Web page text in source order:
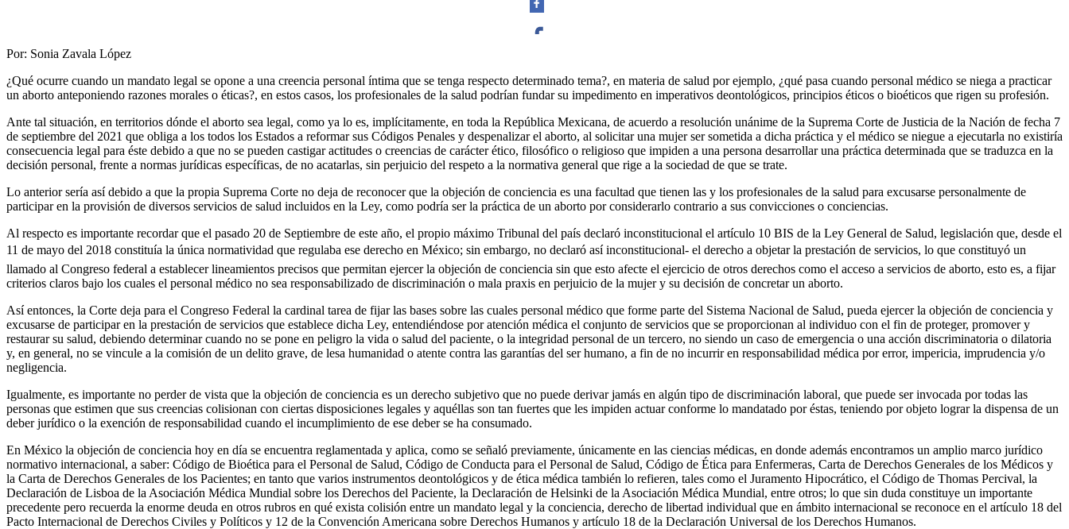
Twitter
Whatsapp
Por: Sonia Zavala López
¿Qué ocurre cuando un mandato legal se opone a una creencia personal íntima que se tenga respecto determinado tema?, en materia de salud por ejemplo, ¿qué pasa cuando personal médico se niega a practicar
un aborto anteponiendo razones morales o éticas?, en estos casos, los profesionales de la salud podrían fundar su impedimento en imperativos deontológicos, principios éticos o bioéticos que rigen su profesión.
Ante tal situación, en territorios dónde el aborto sea legal, como ya lo es, implícitamente, en toda la República Mexicana, de acuerdo a resolución unánime de la Suprema Corte de Justicia de la Nación de fecha 7
de septiembre del 2021 que obliga a los todos los Estados a reformar sus Códigos Penales y despenalizar el aborto, al solicitar una mujer ser sometida a dicha práctica y el médico se niegue a ejecutarla no existiría
consecuencia legal para éste debido a que no se pueden castigar actitudes o creencias de carácter ético, filosófico o religioso que impiden a una persona desarrollar una práctica determinada que se traduzca en la
decisión personal, frente a normas jurídicas específicas, de no acatarlas, sin perjuicio del respeto a la normativa general que rige a la sociedad de que se trate.
Lo anterior sería así debido a que la propia Suprema Corte no deja de reconocer que la objeción de conciencia es una facultad que tienen las y los profesionales de la salud para excusarse personalmente de
participar en la provisión de diversos servicios de salud incluidos en la Ley, como podría ser la práctica de un aborto por considerarlo contrario a sus convicciones o conciencias.
Al respecto es importante recordar que el pasado 20 de Septiembre de este año, el propio máximo Tribunal del país declaró inconstitucional el artículo 10 BIS de la Ley General de Salud, legislación que, desde el
11 de mayo del 2018 constituía la única normatividad que regulaba ese derecho en México; sin embargo, no declaró así inconstitucional- el derecho a objetar la prestación de servicios, lo que constituyó un
llamado al Congreso federal a establecer lineamientos precisos que permitan ejercer la objeción de conciencia sin que esto afecte el ejercicio de otros derechos como el acceso a servicios de aborto, esto es, a fijar
criterios claros bajo los cuales el personal médico no sea responsabilizado de discriminación o mala praxis en perjuicio de la mujer y su decisión de concretar un aborto.
Así entonces, la Corte deja para el Congreso Federal la cardinal tarea de fijar las bases sobre las cuales personal médico que forme parte del Sistema Nacional de Salud, pueda ejercer la objeción de conciencia y
excusarse de participar en la prestación de servicios que establece dicha Ley, entendiéndose por atención médica el conjunto de servicios que se proporcionan al individuo con el fin de proteger, promover y
restaurar su salud, debiendo determinar cuando no se pone en peligro la vida o salud del paciente, o la integridad personal de un tercero, no siendo un caso de emergencia o una acción discriminatoria o dilatoria
y, en general, no se vincule a la comisión de un delito grave, de lesa humanidad o atente contra las garantías del ser humano, a fin de no incurrir en responsabilidad médica por error, impericia, imprudencia y/o
negligencia.
Igualmente, es importante no perder de vista que la objeción de conciencia es un derecho subjetivo que no puede derivar jamás en algún tipo de discriminación laboral, que puede ser invocada por todas las
personas que estimen que sus creencias colisionan con ciertas disposiciones legales y aquéllas son tan fuertes que les impiden actuar conforme lo mandatado por éstas, teniendo por objeto lograr la dispensa de un
deber jurídico o la exención de responsabilidad cuando el incumplimiento de ese deber se ha consumado.
En México la objeción de conciencia hoy en día se encuentra reglamentada y aplica, como se señaló previamente, únicamente en las ciencias médicas, en donde además encontramos un amplio marco jurídico
normativo internacional, a saber: Código de Bioética para el Personal de Salud, Código de Conducta para el Personal de Salud, Código de Ética para Enfermeras, Carta de Derechos Generales de los Médicos y
la Carta de Derechos Generales de los Pacientes; en tanto que varios instrumentos deontológicos y de ética médica también lo refieren, tales como el Juramento Hipocrático, el Código de Thomas Percival, la
Declaración de Lisboa de la Asociación Médica Mundial sobre los Derechos del Paciente, la Declaración de Helsinki de la Asociación Médica Mundial, entre otros; lo que sin duda constituye un importante
precedente pero recuerda la enorme deuda en otros rubros en qué exista colisión entre un mandato legal y la conciencia, derecho de libertad individual que en ámbito internacional se reconoce en el artículo 18 del
Pacto Internacional de Derechos Civiles y Políticos y 12 de la Convención Americana sobre Derechos Humanos y artículo 18 de la Declaración Universal de los Derechos Humanos.